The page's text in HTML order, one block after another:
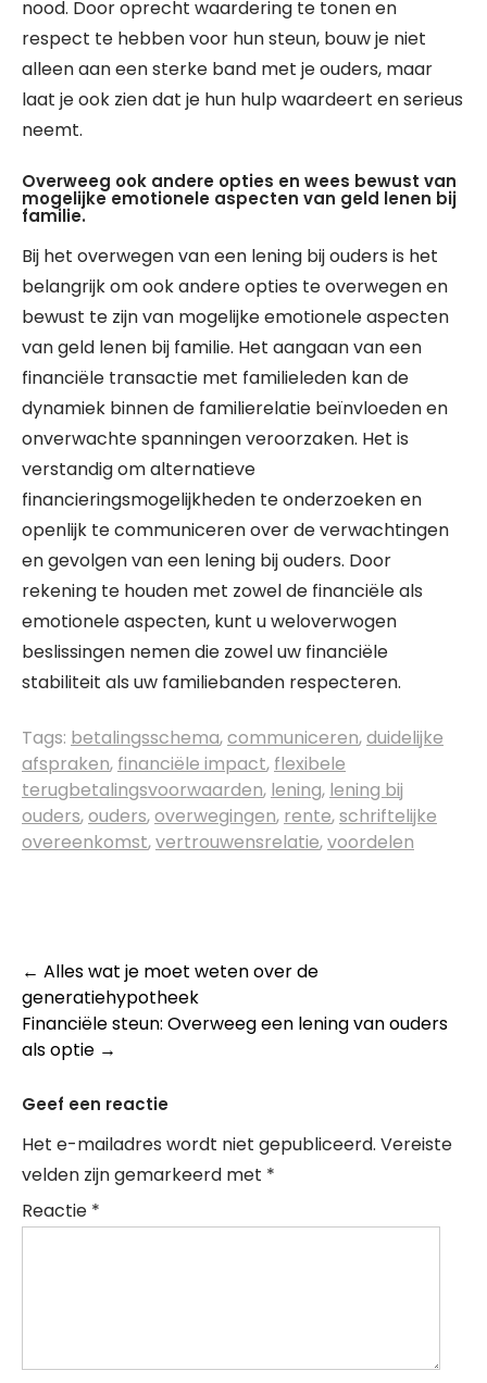
nood. Door oprecht waardering te tonen en
respect te hebben voor hun steun, bouw je niet
alleen aan een sterke band met je ouders, maar
laat je ook zien dat je hun hulp waardeert en serieus
neemt.
Overweeg ook andere opties en wees bewust van
mogelijke emotionele aspecten van geld lenen bij
familie.
Bij het overwegen van een lening bij ouders is het
belangrijk om ook andere opties te overwegen en
bewust te zijn van mogelijke emotionele aspecten
van geld lenen bij familie. Het aangaan van een
financiële transactie met familieleden kan de
dynamiek binnen de familierelatie beïnvloeden en
onverwachte spanningen veroorzaken. Het is
verstandig om alternatieve
financieringsmogelijkheden te onderzoeken en
openlijk te communiceren over de verwachtingen
en gevolgen van een lening bij ouders. Door
rekening te houden met zowel de financiële als
emotionele aspecten, kunt u weloverwogen
beslissingen nemen die zowel uw financiële
stabiliteit als uw familiebanden respecteren.
Tags: betalingsschema,communiceren,duidelijke
afspraken, financiële impact, flexibele
terugbetalingsvoorwaarden, lening, lening bij
ouders,ouders,overwegingen, rente,schriftelijke
overeenkomst,vertrouwensrelatie,voordelen
Post
navigation
← Alles wat je moet weten over de
generatiehypotheek
Financiële steun: Overweeg een lening van ouders
als optie →
Geef een reactie
Het e-mailadres wordt niet gepubliceerd. Vereiste
velden zijn gemarkeerd met *
Reactie *